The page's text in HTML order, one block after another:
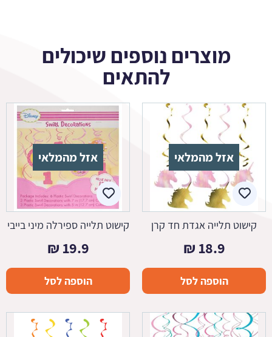
מוצרים נוספים שיכולים
להתאים
אזל מהמלאי
קישוט תלייה אגדת חד קרן
18.9
₪
הוספה לסל
אזל מהמלאי
קישוט תלייה ספירלה מיני בייבי
19.9
₪
הוספה לסל